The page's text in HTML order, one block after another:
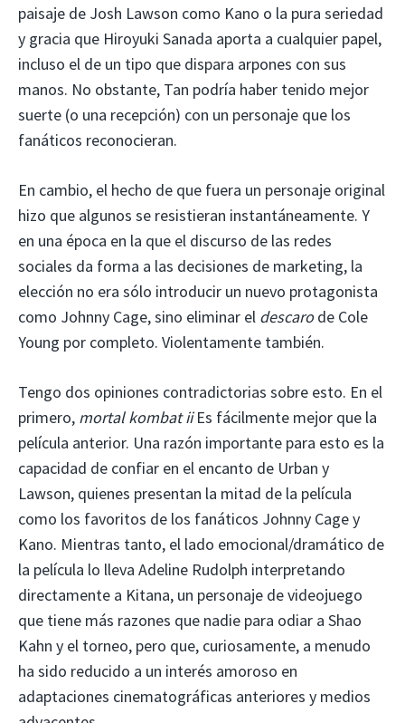
paisaje de Josh Lawson como Kano o la pura seriedad
y gracia que Hiroyuki Sanada aporta a cualquier papel,
incluso el de un tipo que dispara arpones con sus
manos. No obstante, Tan podría haber tenido mejor
suerte (o una recepción) con un personaje que los
fanáticos reconocieran.
En cambio, el hecho de que fuera un personaje original
hizo que algunos se resistieran instantáneamente. Y
en una época en la que el discurso de las redes
sociales da forma a las decisiones de marketing, la
elección no era sólo introducir un nuevo protagonista
como Johnny Cage, sino eliminar el descarode Cole
Young por completo. Violentamente también.
Tengo dos opiniones contradictorias sobre esto. En el
primero, mortal kombat iiEs fácilmente mejor que la
película anterior. Una razón importante para esto es la
capacidad de confiar en el encanto de Urban y
Lawson, quienes presentan la mitad de la película
como los favoritos de los fanáticos Johnny Cage y
Kano. Mientras tanto, el lado emocional/dramático de
la película lo lleva Adeline Rudolph interpretando
directamente a Kitana, un personaje de videojuego
que tiene más razones que nadie para odiar a Shao
Kahn y el torneo, pero que, curiosamente, a menudo
ha sido reducido a un interés amoroso en
adaptaciones cinematográficas anteriores y medios